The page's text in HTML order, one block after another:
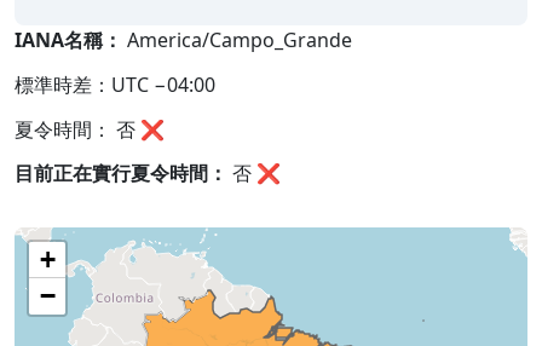
IANA名稱： America/Campo_Grande
標準時差：UTC −04:00
夏令時間： 否 ❌
目前正在實行夏令時間： 否 ❌
+
−